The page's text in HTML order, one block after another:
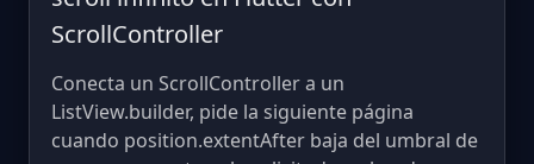
ScrollController
Conecta un ScrollController a un
ListView.builder, pide la siguiente página
cuando position.extentAfter baja del umbral de